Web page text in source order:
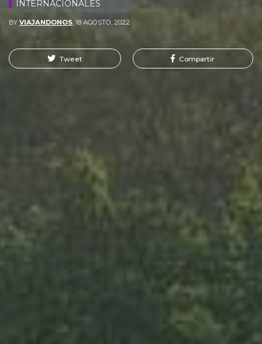
INTERNACIONALES
BY VIAJANDONOS 18 AGOSTO, 2022
Tweet Compartir